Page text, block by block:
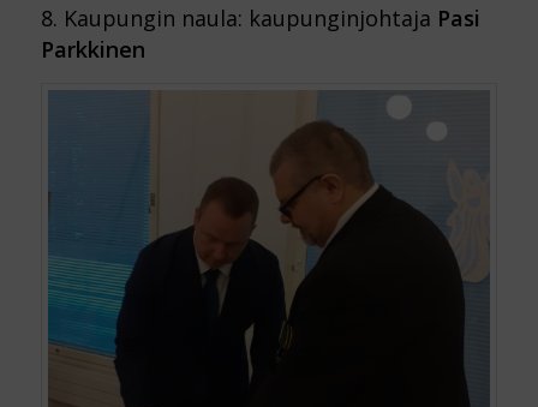
8. Kaupungin naula: kaupunginjohtaja Pasi
Parkkinen